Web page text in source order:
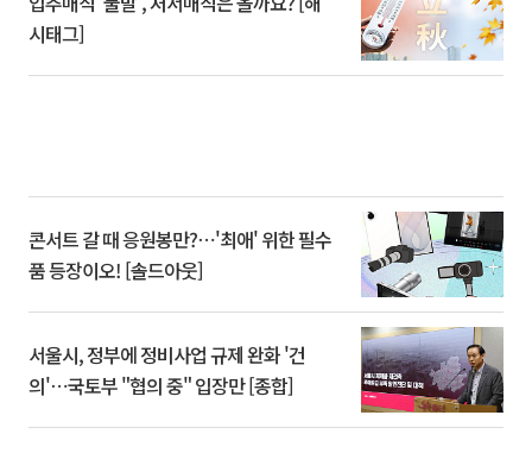
시태그]
콘서트 갈 때 응원봉만?⋯'최애' 위한 필수
품 등장이오! [솔드아웃]
서울시, 정부에 정비사업 규제 완화 '건
의'⋯국토부 "협의 중" 입장만 [종합]